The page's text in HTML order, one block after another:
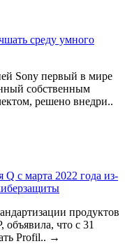
среду умного
Sony первый в мире
собственным
решено внедри..
с марта 2022 года из-
продуктов
объявила, что с 31
Profil.. →